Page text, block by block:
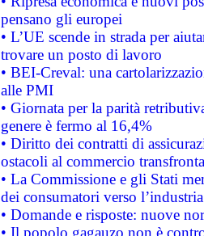
pensano gli europei
• L’UE scende in strada per
trovare un posto di lavoro
• BEI-Creval: una
alle PMI
• Giornata per la parità
genere è fermo al 16,4%
• Diritto dei contratti di
ostacoli al commercio
• La Commissione e gli Stati
dei consumatori verso
• Domande e risposte: nuove
• Il popolo gagauzo non è